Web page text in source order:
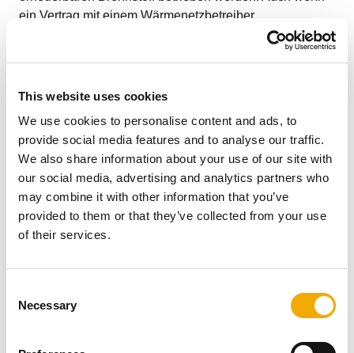
This website uses cookies
We use cookies to personalise content and ads, to
provide social media features and to analyse our traffic.
We also share information about your use of our site with
our social media, advertising and analytics partners who
may combine it with other information that you’ve
provided to them or that they’ve collected from your use
of their services.
Necessary
ein Vertrag mit einem Wärmenetzbetreiber
abgeschlossen wurde, der den Anschluss an ein
Wärmenetz innerhalb von maximal zehn Jahren zusagt,
eingebaut und betrieben werden (z.B. Miet-Gasheizung
an das Wärmenetz angeschlossen werden.Scheitert der
geplante Anschluss an ein Wasserstoffnetz, muss mit
einer Übergangsfrist von drei Jahren auf eine 65 %
erneuerbare Energie Heizung umgerüstet werden.
Gut zu wissen: Es gibt verschiedene Möglichkeiten,
weiterhin neue Gas- oder Ölheizungen zu verwenden.
Solarthermieanlage eingesetzt werden. Andere